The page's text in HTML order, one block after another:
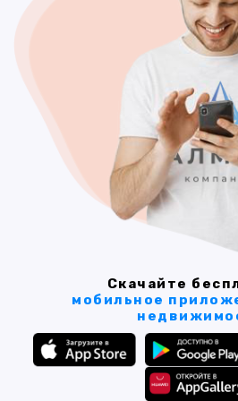
Скачайте
мобильное